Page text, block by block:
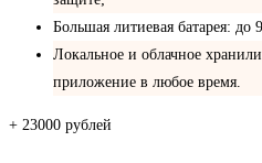
Большая литиевая батарея:
Локальное и облачное
приложение в любое время.
+ 23000 рублей